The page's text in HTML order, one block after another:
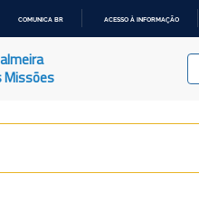
COMUNICA BR ACESSO À INFORMAÇÃO
Missões